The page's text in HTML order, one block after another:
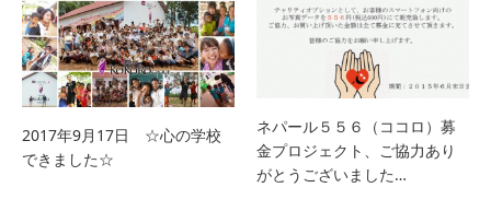
2017年9月17日 ☆心の学校
できました☆
ネパール５５６（ココロ）募
金プロジェクト、ご協力あり
がとうございました…